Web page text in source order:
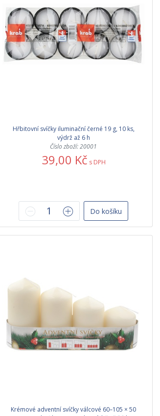
Hřbitovní svíčky iluminační černé 19 g, 10 ks,
výdrž až 6 h
Číslo zboží: 20001
39,00 Kč s DPH
Do košíku
Krémové adventní svíčky válcové 60–105 × 50